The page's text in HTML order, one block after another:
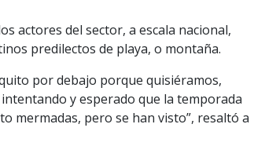
actores del sector, a escala nacional,
predilectos de playa, o montaña.
por debajo porque quisiéramos,
y esperado que la temporada
mermadas, pero se han visto”, resaltó a